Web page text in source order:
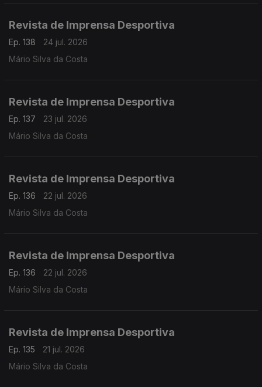
Revista de Imprensa Desportiva
Ep. 138
24 jul. 2026
Mário Silva da Costa
Revista de Imprensa Desportiva
Ep. 137
23 jul. 2026
Mário Silva da Costa
Revista de Imprensa Desportiva
Ep. 136
22 jul. 2026
Mário Silva da Costa
Revista de Imprensa Desportiva
Ep. 136
22 jul. 2026
Mário Silva da Costa
Revista de Imprensa Desportiva
Ep. 135
21 jul. 2026
Mário Silva da Costa